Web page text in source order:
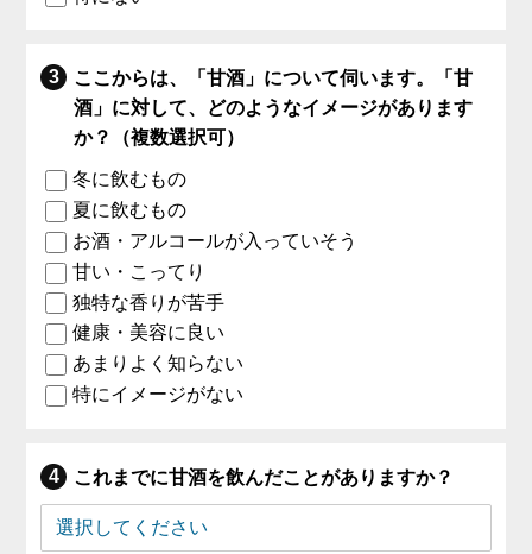
ここからは、「甘酒」について伺います。「甘
酒」に対して、どのようなイメージがあります
か？（複数選択可）
冬に飲むもの
夏に飲むもの
お酒・アルコールが入っていそう
甘い・こってり
独特な香りが苦手
健康・美容に良い
あまりよく知らない
特にイメージがない
これまでに甘酒を飲んだことがありますか？